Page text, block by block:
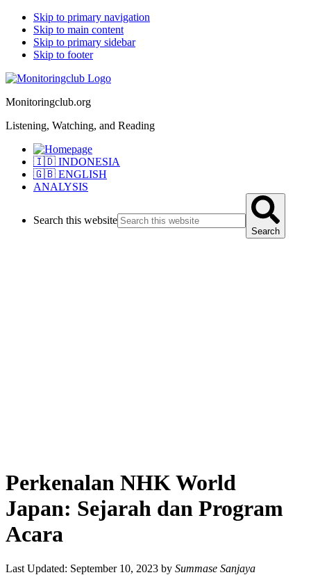
Skip to primary navigation
Skip to main content
Skip to primary sidebar
Skip to footer
Monitoringclub.org
Listening, Watching, and Reading
🇮🇩 INDONESIA
🇬🇧 ENGLISH
ANALYSIS
Search this website
Search
Perkenalan NHK World
Japan: Sejarah dan Program
Acara
Last Updated: September 10, 2023 by Summase Sanjaya